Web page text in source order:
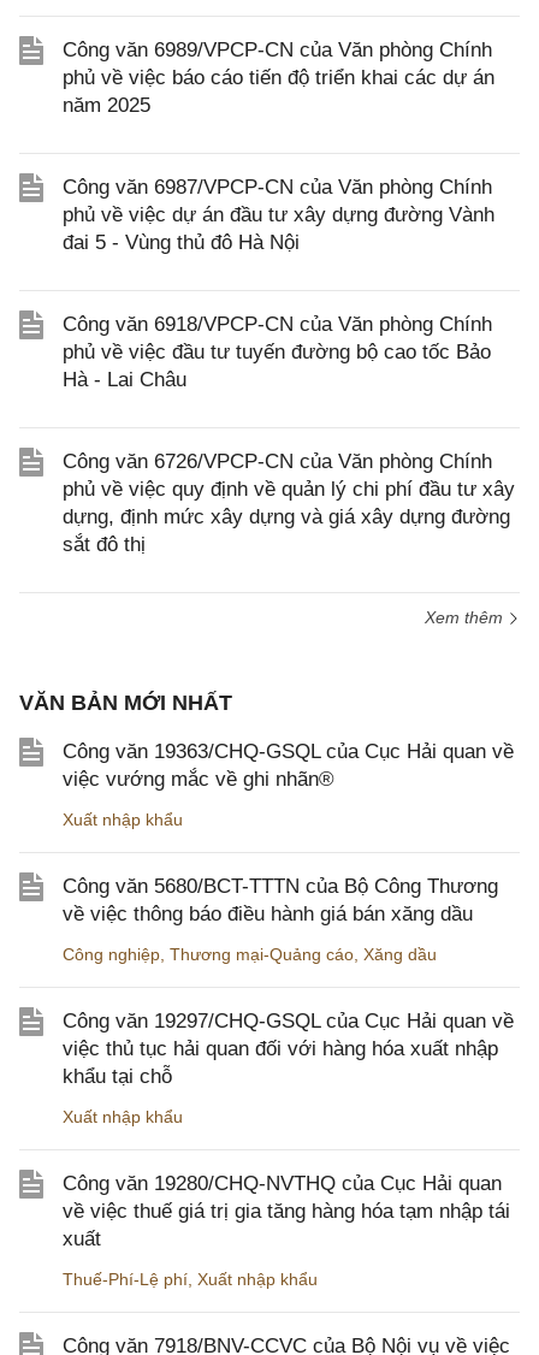
Công văn 6989/VPCP-CN của Văn phòng Chính
phủ về việc báo cáo tiến độ triển khai các dự án
năm 2025
Công văn 6987/VPCP-CN của Văn phòng Chính
phủ về việc dự án đầu tư xây dựng đường Vành
đai 5 - Vùng thủ đô Hà Nội
Công văn 6918/VPCP-CN của Văn phòng Chính
phủ về việc đầu tư tuyến đường bộ cao tốc Bảo
Hà - Lai Châu
Công văn 6726/VPCP-CN của Văn phòng Chính
phủ về việc quy định về quản lý chi phí đầu tư xây
dựng, định mức xây dựng và giá xây dựng đường
sắt đô thị
Xem thêm
VĂN BẢN MỚI NHẤT
Công văn 19363/CHQ-GSQL của Cục Hải quan về
việc vướng mắc về ghi nhãn®
Xuất nhập khẩu
Công văn 5680/BCT-TTTN của Bộ Công Thương
về việc thông báo điều hành giá bán xăng dầu
Công nghiệp Thương mại-Quảng cáo Xăng dầu
Công văn 19297/CHQ-GSQL của Cục Hải quan về
việc thủ tục hải quan đối với hàng hóa xuất nhập
khẩu tại chỗ
Xuất nhập khẩu
Công văn 19280/CHQ-NVTHQ của Cục Hải quan
về việc thuế giá trị gia tăng hàng hóa tạm nhập tái
xuất
Thuế-Phí-Lệ phí Xuất nhập khẩu
Công văn 7918/BNV-CCVC của Bộ Nội vụ về việc